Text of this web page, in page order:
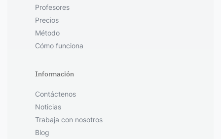
Profesores
Precios
Método
Cómo funciona
Información
Contáctenos
Noticias
Trabaja con nosotros
Blog